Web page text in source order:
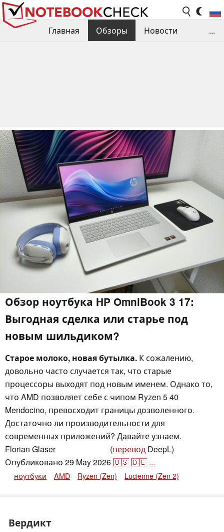
Главная Обзоры
Новости
...
Обзор ноутбука HP OmniBook 3 17:
Выгодная сделка или старье под
новым шильдиком?
Старое молоко, новая бутылка. К сожалению,
довольно часто случается так, что старые
процессоры выходят под новым именем. Однако то,
что AMD позволяет себе с чипом Ryzen 5 40
Mendocino, превосходит границы дозволенного.
Достаточно ли производительности для
современных приложений? Давайте узнаем.
Florian Glaser, (перевод DeepL)
Опубликовано 29 May 2026🇺🇸🇩🇪 ...
ноутбуки AMD Ryzen (Zen) Lucienne (Zen 2)
Вердикт